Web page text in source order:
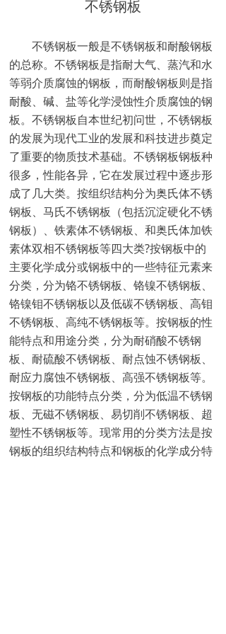
不锈钢板
不锈钢板一般是不锈钢板和耐酸钢板
的总称。不锈钢板是指耐大气、蒸汽和水
等弱介质腐蚀的钢板，而耐酸钢板则是指
耐酸、碱、盐等化学浸蚀性介质腐蚀的钢
板。不锈钢板自本世纪初问世，不锈钢板
的发展为现代工业的发展和科技进步奠定
了重要的物质技术基础。不锈钢板钢板种
很多，性能各异，它在发展过程中逐步形
成了几大类。按组织结构分为奥氏体不锈
钢板、马氏不锈钢板（包括沉淀硬化不锈
钢板）、铁素体不锈钢板、和奥氏体加铁
素体双相不锈钢板等四大类?按钢板中的
主要化学成分或钢板中的一些特征元素来
分类，分为铬不锈钢板、铬镍不锈钢板、
铬镍钼不锈钢板以及低碳不锈钢板、高钼
不锈钢板、高纯不锈钢板等。按钢板的性
能特点和用途分类，分为耐硝酸不锈钢
板、耐硫酸不锈钢板、耐点蚀不锈钢板、
耐应力腐蚀不锈钢板、高强不锈钢板等。
按钢板的功能特点分类，分为低温不锈钢
板、无磁不锈钢板、易切削不锈钢板、超
塑性不锈钢板等。现常用的分类方法是按
钢板的组织结构特点和钢板的化学成分特